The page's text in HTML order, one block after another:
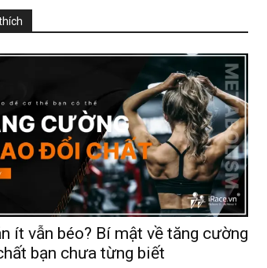
ít vẫn béo? Bí mật về tăng cường
bạn chưa từng biết